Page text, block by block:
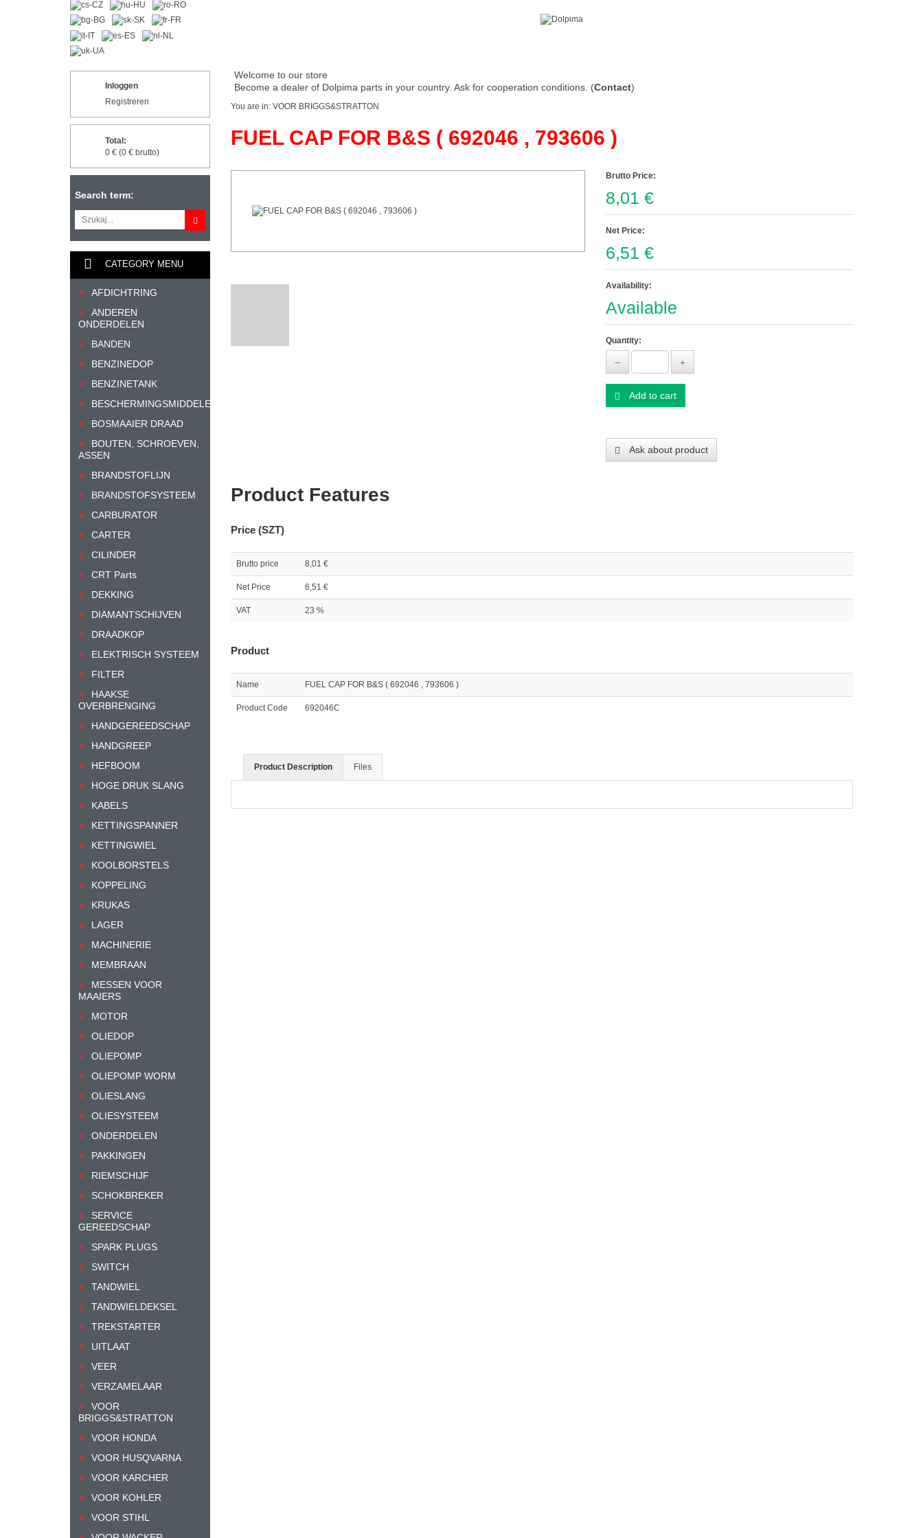
Inloggen
Registreren
Total:
0 € (0 € brutto)
Search term:
CATEGORY MENU
AFDICHTRING
ANDEREN
ONDERDELEN
BANDEN
BENZINEDOP
BENZINETANK
BESCHERMINGSMIDDELEN
BOSMAAIER DRAAD
BOUTEN, SCHROEVEN,
ASSEN
BRANDSTOFLIJN
BRANDSTOFSYSTEEM
CARBURATOR
CARTER
CILINDER
CRT Parts
DEKKING
DIAMANTSCHIJVEN
DRAADKOP
ELEKTRISCH SYSTEEM
FILTER
HAAKSE
OVERBRENGING
HANDGEREEDSCHAP
HANDGREEP
HEFBOOM
HOGE DRUK SLANG
KABELS
KETTINGSPANNER
KETTINGWIEL
KOOLBORSTELS
KOPPELING
KRUKAS
LAGER
MACHINERIE
MEMBRAAN
MESSEN VOOR
MAAIERS
MOTOR
OLIEDOP
OLIEPOMP
OLIEPOMP WORM
OLIESLANG
OLIESYSTEEM
ONDERDELEN
PAKKINGEN
RIEMSCHIJF
SCHOKBREKER
SERVICE
GEREEDSCHAP
SPARK PLUGS
SWITCH
TANDWIEL
TANDWIELDEKSEL
TREKSTARTER
UITLAAT
VEER
VERZAMELAAR
VOOR
BRIGGS&STRATTON
VOOR HONDA
VOOR HUSQVARNA
VOOR KARCHER
VOOR KOHLER
VOOR STIHL
Welcome to our store
Become a dealer of Dolpima parts in your country. Ask for cooperation conditions. (Contact)
You are in: VOOR BRIGGS&STRATTON
FUEL CAP FOR B&S ( 692046 , 793606 )
Brutto Price:
8,01 €
Net Price:
6,51 €
Availability:
Available
Quantity:
Add to cart
Ask about product
Product Features
Price (SZT)
Brutto price 8,01 €
Net Price 6,51 €
VAT 23 %
Product
Name FUEL CAP FOR B&S ( 692046 , 793606 )
Product Code 692046C
Product Description Files